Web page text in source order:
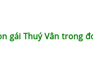
gái Thuý Vân trong